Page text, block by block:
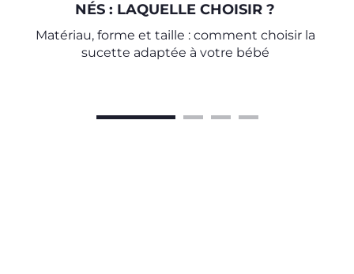
NÉS : LAQUELLE CHOISIR ?
Matériau, forme et taille : comment choisir la
sucette adaptée à votre bébé